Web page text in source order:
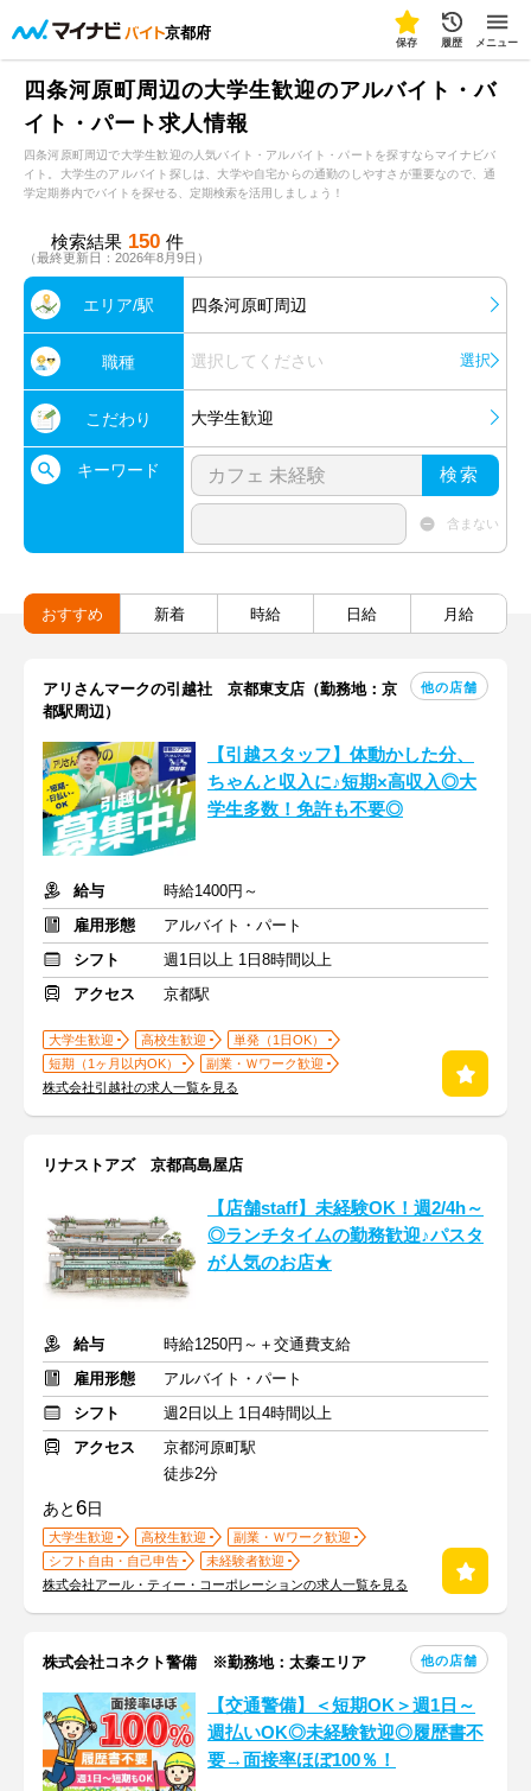
京都府
保存 履歴 メニュー
四条河原町周辺の大学生歓迎のアルバイト・バ
イト・パート求人情報
四条河原町周辺で大学生歓迎の人気バイト・アルバイト・パートを探すならマイナビバ
イト。大学生のアルバイト探しは、大学や自宅からの通勤のしやすさが重要なので、通
学定期券内でバイトを探せる、定期検索を活用しましょう！
検索結果 150 件
（最終更新日：2026年8月9日）
エリア/駅 四条河原町周辺
職種 選択してください 選択
こだわり 大学生歓迎
キーワード 検索
含まない
おすすめ 新着 時給 日給 月給
アリさんマークの引越社 京都東支店（勤務地：京
都駅周辺）
他の店舗
【引越スタッフ】体動かした分、
ちゃんと収入に♪短期×高収入◎大
学生多数！免許も不要◎
給与
時給1400円～
雇用形態
アルバイト・パート
シフト
週1日以上 1日8時間以上
アクセス
京都駅
大学生歓迎 高校生歓迎
単発（1日OK）
短期（1ヶ月以内OK）
副業・Ｗワーク歓迎
株式会社引越社の求人一覧を見る
リナストアズ 京都髙島屋店
【店舗staff】未経験OK！週2/4h～
◎ランチタイムの勤務歓迎♪パスタ
が人気のお店★
給与
時給1250円～＋交通費支給
雇用形態
アルバイト・パート
シフト
週2日以上 1日4時間以上
アクセス
京都河原町駅
徒歩2分
あと6日
大学生歓迎 高校生歓迎
副業・Ｗワーク歓迎
シフト自由・自己申告
未経験者歓迎
株式会社アール・ティー・コーポレーションの求人一覧を見る
株式会社コネクト警備 ※勤務地：太秦エリア 他の店舗
【交通警備】＜短期OK＞週1日～
週払いOK◎未経験歓迎◎履歴書不
要→面接率ほぼ100％！